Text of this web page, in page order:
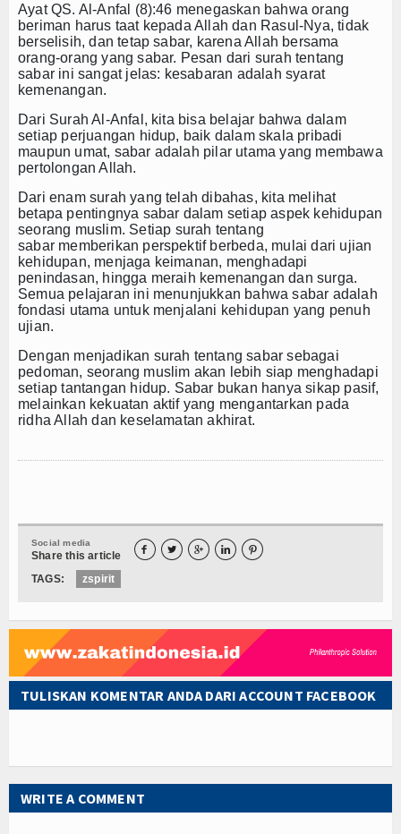
Ayat QS. Al-Anfal (8):46 menegaskan bahwa orang
beriman harus taat kepada Allah dan Rasul-Nya, tidak
berselisih, dan tetap sabar, karena Allah bersama
orang-orang yang sabar. Pesan dari surah tentang
sabarini sangat jelas: kesabaran adalah syarat
kemenangan.
Dari Surah Al-Anfal, kita bisa belajar bahwa dalam
setiap perjuangan hidup, baik dalam skala pribadi
maupun umat, sabar adalah pilar utama yang membawa
pertolongan Allah.
Dari enam surah yang telah dibahas, kita melihat
betapa pentingnya sabar dalam setiap aspek kehidupan
seorang muslim. Setiap surah tentang
sabarmemberikan perspektif berbeda, mulai dari ujian
kehidupan, menjaga keimanan, menghadapi
penindasan, hingga meraih kemenangan dan surga.
Semua pelajaran ini menunjukkan bahwa sabar adalah
fondasi utama untuk menjalani kehidupan yang penuh
ujian.
Dengan menjadikan surah tentang sabar sebagai
pedoman, seorang muslim akan lebih siap menghadapi
setiap tantangan hidup. Sabar bukan hanya sikap pasif,
melainkan kekuatan aktif yang mengantarkan pada
ridha Allah dan keselamatan akhirat.
Social media
Share this article     
TAGS: zspirit
TULISKAN KOMENTAR ANDA DARI ACCOUNT FACEBOOK
WRITE A COMMENT